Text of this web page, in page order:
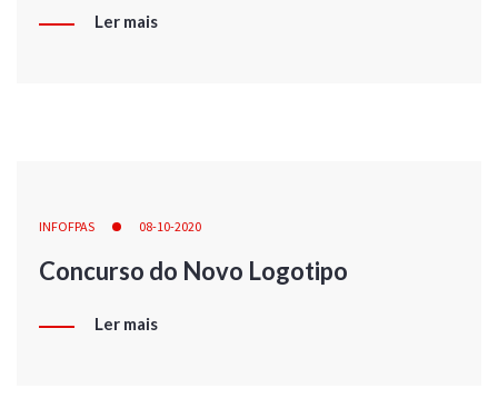
Ler mais
INFOFPAS 08-10-2020
Concurso do Novo Logotipo
Ler mais